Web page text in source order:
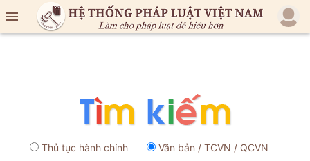

Thủ tục hành chính Văn bản / TCVN / QCVN